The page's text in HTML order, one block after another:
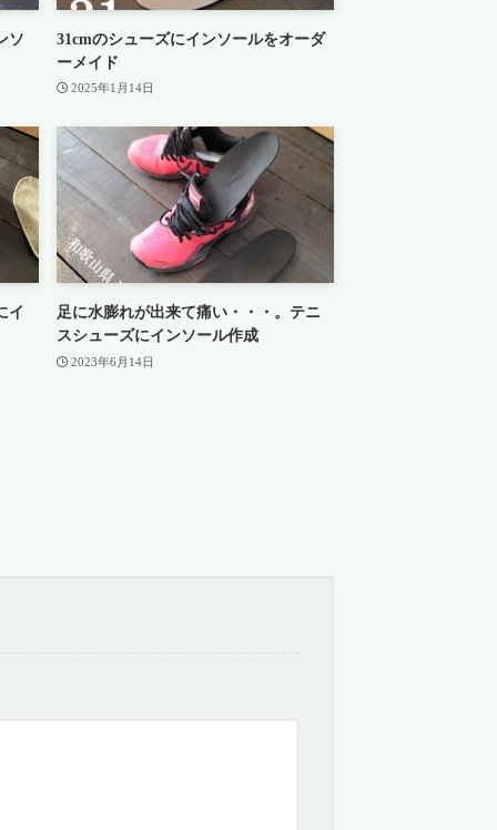
ソ
31cmのシューズにインソールをオーダ
ーメイド
2025年1月14日
イ
足に水膨れが出来て痛い・・・。テニ
スシューズにインソール作成
2023年6月14日